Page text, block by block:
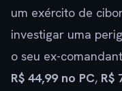
um exército de
investigar uma
o seu ex-
R$ 44,99 no PC, R$